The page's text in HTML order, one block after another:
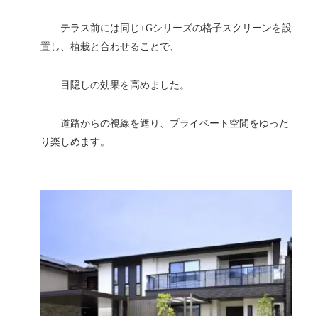
テラス前には同じ+Gシリーズの格子スクリーンを設
置し、植栽と合わせることで、
目隠しの効果を高めました。
道路からの視線を遮り、プライベート空間をゆった
り楽しめます。